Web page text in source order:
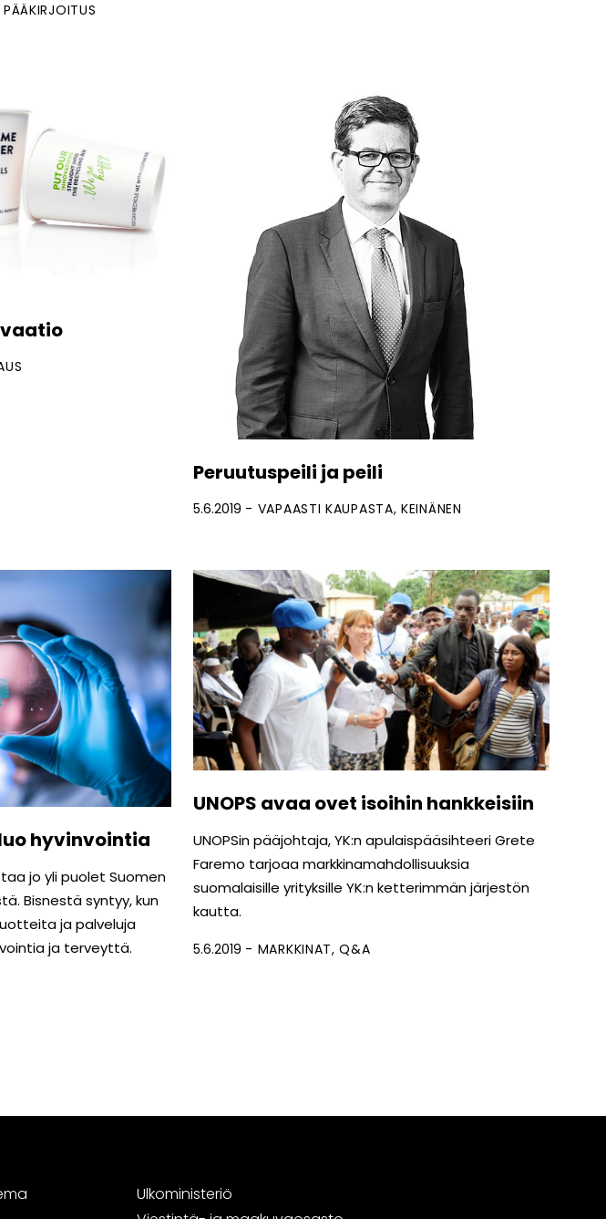
PÄÄKIRJOITUS
Peruutuspeili ja peili
5.6.2019 VAPAASTI KAUPASTA KEINÄNEN
hyvinvointia
jo yli puolet Suomen
Bisnestä syntyy, kun
ja palveluja
ja terveyttä.
UNOPS avaa ovet isoihin hankkeisiin
UNOPSin pääjohtaja, YK:n apulaispääsihteeri Grete
Faremo tarjoaa markkinamahdollisuuksia
suomalaisille yrityksille YK:n ketterimmän järjestön
kautta.
5.6.2019 MARKKINAT Q&A
Ulkoministeriö